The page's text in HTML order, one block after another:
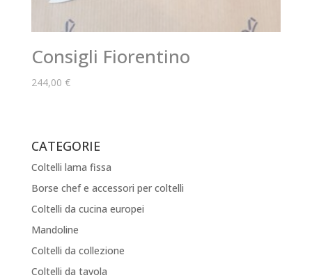
Consigli Fiorentino
244,00 €
CATEGORIE
Coltelli lama fissa
Borse chef e accessori per coltelli
Coltelli da cucina europei
Mandoline
Coltelli da collezione
Coltelli da tavola